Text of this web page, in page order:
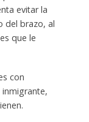
evitar la
del brazo, al
que le
con